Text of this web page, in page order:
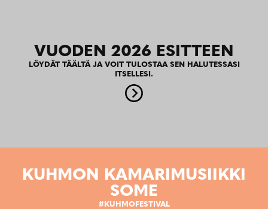
VUODEN 2026 ESITTEEN
LÖYDÄT TÄÄLTÄ JA VOIT TULOSTAA SEN HALUTESSASI
ITSELLESI.
KUHMON KAMARIMUSIIKKI
SOME
#KUHMOFESTIVAL